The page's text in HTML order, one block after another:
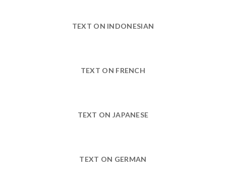
TEXT ON INDONESIAN
TEXT ON FRENCH
TEXT ON JAPANESE
TEXT ON GERMAN